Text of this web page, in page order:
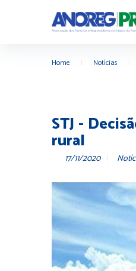
Home Notícias
STJ -
rural
17/11/2020